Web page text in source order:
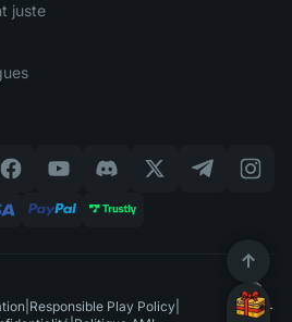
juste
Responsible Play Policy